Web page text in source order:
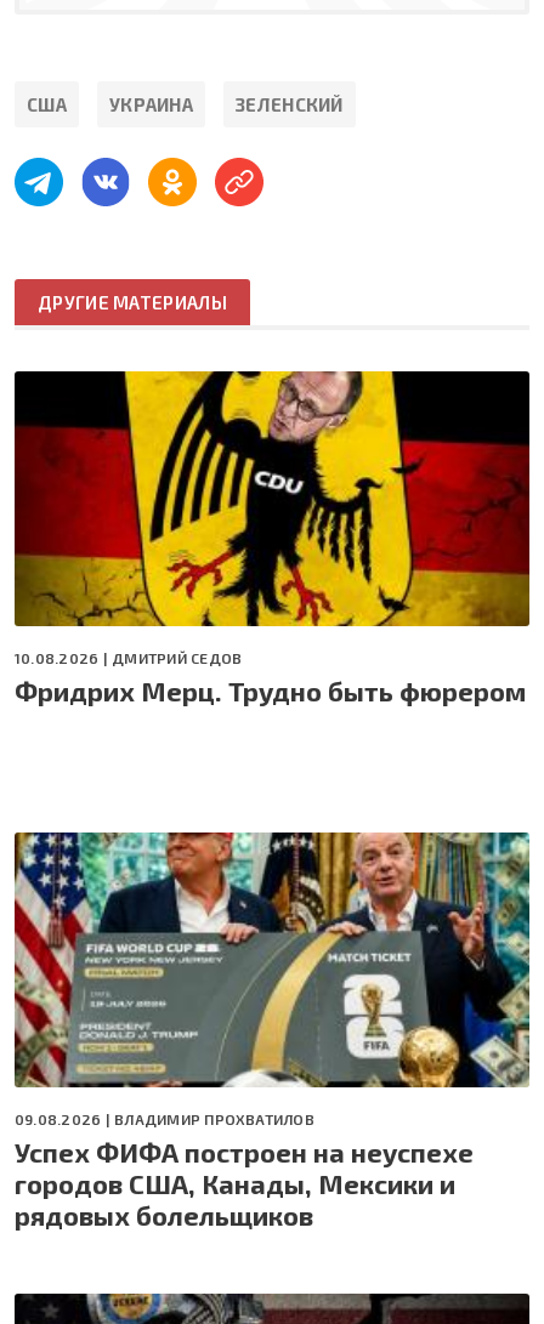
США УКРАИНА ЗЕЛЕНСКИЙ
ДРУГИЕ МАТЕРИАЛЫ
10.08.2026 | ДМИТРИЙ СЕДОВ
Фридрих Мерц. Трудно быть фюрером
09.08.2026 | ВЛАДИМИР ПРОХВАТИЛОВ
Успех ФИФА построен на неуспехе
городов США, Канады, Мексики и
рядовых болельщиков